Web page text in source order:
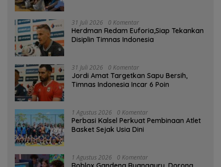
31 Juli 2026 0 Komentar
Herdman Redam Euforia,Siap Tekankan
Disiplin Timnas Indonesia
31 Juli 2026 0 Komentar
Jordi Amat Targetkan Sapu Bersih,
Timnas Indonesia Incar 6 Poin
1 Agustus 2026 0 Komentar
Perbasi Kalsel Perkuat Pembinaan Atlet
Basket Sejak Usia Dini
1 Agustus 2026 0 Komentar